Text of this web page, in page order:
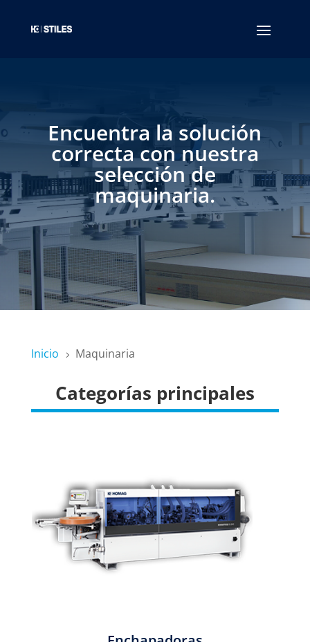
Encuentra la solución
correcta con nuestra
selección de
maquinaria.
Inicio 5 Maquinaria
Categorías principales